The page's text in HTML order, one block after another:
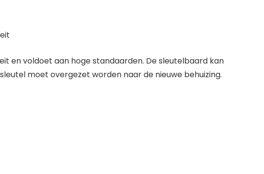
en voldoet aan hoge standaarden. De sleutelbaard kan
moet overgezet worden naar de nieuwe behuizing.